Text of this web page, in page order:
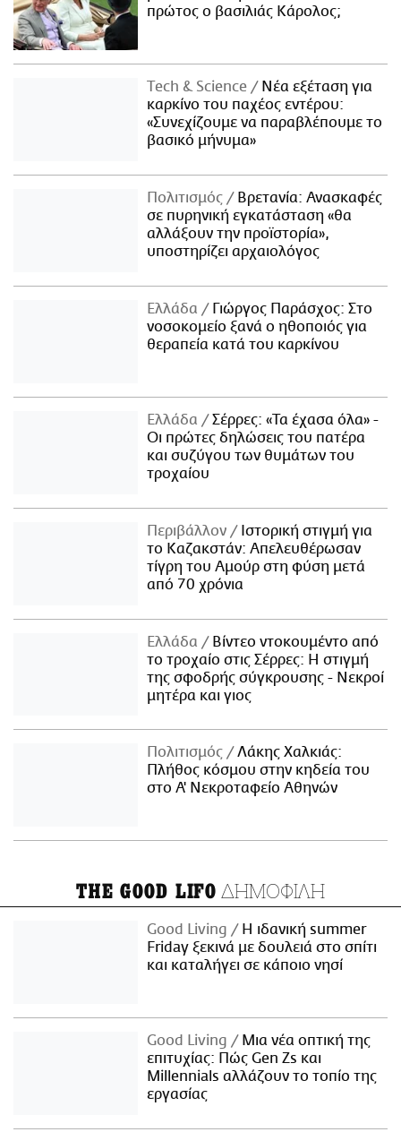
πρώτος ο βασιλιάς Κάρολος;
Τech & Science
Νέα εξέταση για
καρκίνο του παχέος εντέρου:
«Συνεχίζουμε να παραβλέπουμε το
βασικό μήνυμα»
Πολιτισμός
Βρετανία: Ανασκαφές
σε πυρηνική εγκατάσταση «θα
αλλάξουν την προϊστορία»,
υποστηρίζει αρχαιολόγος
Ελλάδα
Γιώργος Παράσχος: Στο
νοσοκομείο ξανά ο ηθοποιός για
θεραπεία κατά του καρκίνου
Ελλάδα
Σέρρες: «Τα έχασα όλα» -
Οι πρώτες δηλώσεις του πατέρα
και συζύγου των θυμάτων του
τροχαίου
Περιβάλλον
Ιστορική στιγμή για
το Καζακστάν: Απελευθέρωσαν
τίγρη του Αμούρ στη φύση μετά
από 70 χρόνια
Ελλάδα
Βίντεο ντοκουμέντο από
το τροχαίο στις Σέρρες: Η στιγμή
της σφοδρής σύγκρουσης - Νεκροί
μητέρα και γιος
Πολιτισμός
Λάκης Χαλκιάς:
Πλήθος κόσμου στην κηδεία του
στο Α' Νεκροταφείο Αθηνών
THE GOOD LIFO ΔΗΜΟΦΙΛΗ
Good Living
Η ιδανική summer
Friday ξεκινά με δουλειά στο σπίτι
και καταλήγει σε κάποιο νησί
Good Living
Μια νέα οπτική της
επιτυχίας: Πώς Gen Zs και
Millennials αλλάζουν το τοπίο της
εργασίας